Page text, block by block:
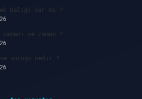
balığı var mı ?
ne zaman ?
vuruşu nedir ?